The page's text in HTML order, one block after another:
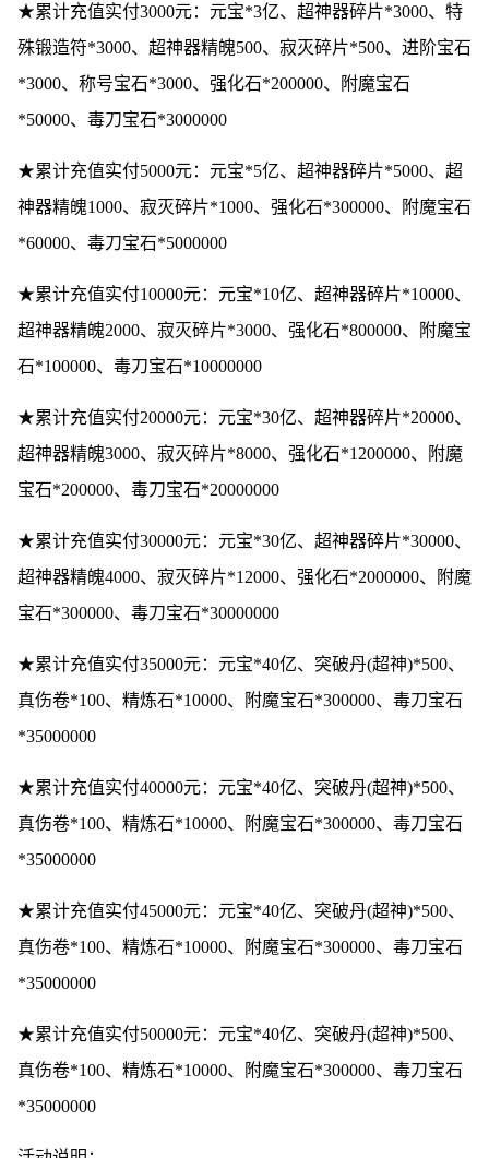
★累计充值实付3000元：元宝*3亿、超神器碎片*3000、特
殊锻造符*3000、超神器精魄500、寂灭碎片*500、进阶宝石
*3000、称号宝石*3000、强化石*200000、附魔宝石
*50000、毒刀宝石*3000000
★累计充值实付5000元：元宝*5亿、超神器碎片*5000、超
神器精魄1000、寂灭碎片*1000、强化石*300000、附魔宝石
*60000、毒刀宝石*5000000
★累计充值实付10000元：元宝*10亿、超神器碎片*10000、
超神器精魄2000、寂灭碎片*3000、强化石*800000、附魔宝
石*100000、毒刀宝石*10000000
★累计充值实付20000元：元宝*30亿、超神器碎片*20000、
超神器精魄3000、寂灭碎片*8000、强化石*1200000、附魔
宝石*200000、毒刀宝石*20000000
★累计充值实付30000元：元宝*30亿、超神器碎片*30000、
超神器精魄4000、寂灭碎片*12000、强化石*2000000、附魔
宝石*300000、毒刀宝石*30000000
★累计充值实付35000元：元宝*40亿、突破丹(超神)*500、
真伤卷*100、精炼石*10000、附魔宝石*300000、毒刀宝石
*35000000
★累计充值实付40000元：元宝*40亿、突破丹(超神)*500、
真伤卷*100、精炼石*10000、附魔宝石*300000、毒刀宝石
*35000000
★累计充值实付45000元：元宝*40亿、突破丹(超神)*500、
真伤卷*100、精炼石*10000、附魔宝石*300000、毒刀宝石
*35000000
★累计充值实付50000元：元宝*40亿、突破丹(超神)*500、
真伤卷*100、精炼石*10000、附魔宝石*300000、毒刀宝石
*35000000